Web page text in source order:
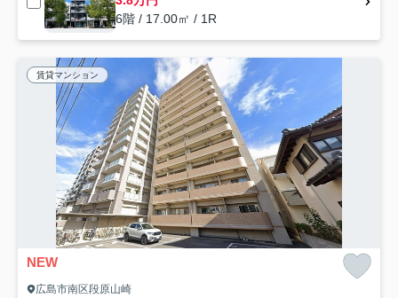
6階 / 17.00㎡ / 1R
賃貸マンション
NEW
広島市南区段原山崎